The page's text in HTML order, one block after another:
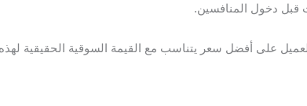
قبل دخول المنافسين.
على أفضل سعر يتناسب مع القيمة السوقية الحقيقية